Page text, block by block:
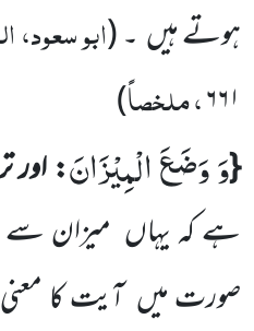
ہوتے ہیں ۔(ابو سعود،
۶۶۱، ملخصاً)
{وَ وَضَعَ الْمِیْزَانَ: اور
ہے کہ یہاں میزان
صورت میں آیت کا